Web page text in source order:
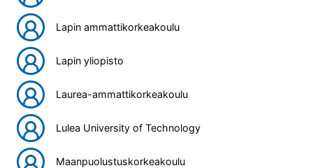
Lapin ammattikorkeakoulu
Lapin yliopisto
Laurea-ammattikorkeakoulu
Lulea University of Technology
Maanpuolustuskorkeakoulu